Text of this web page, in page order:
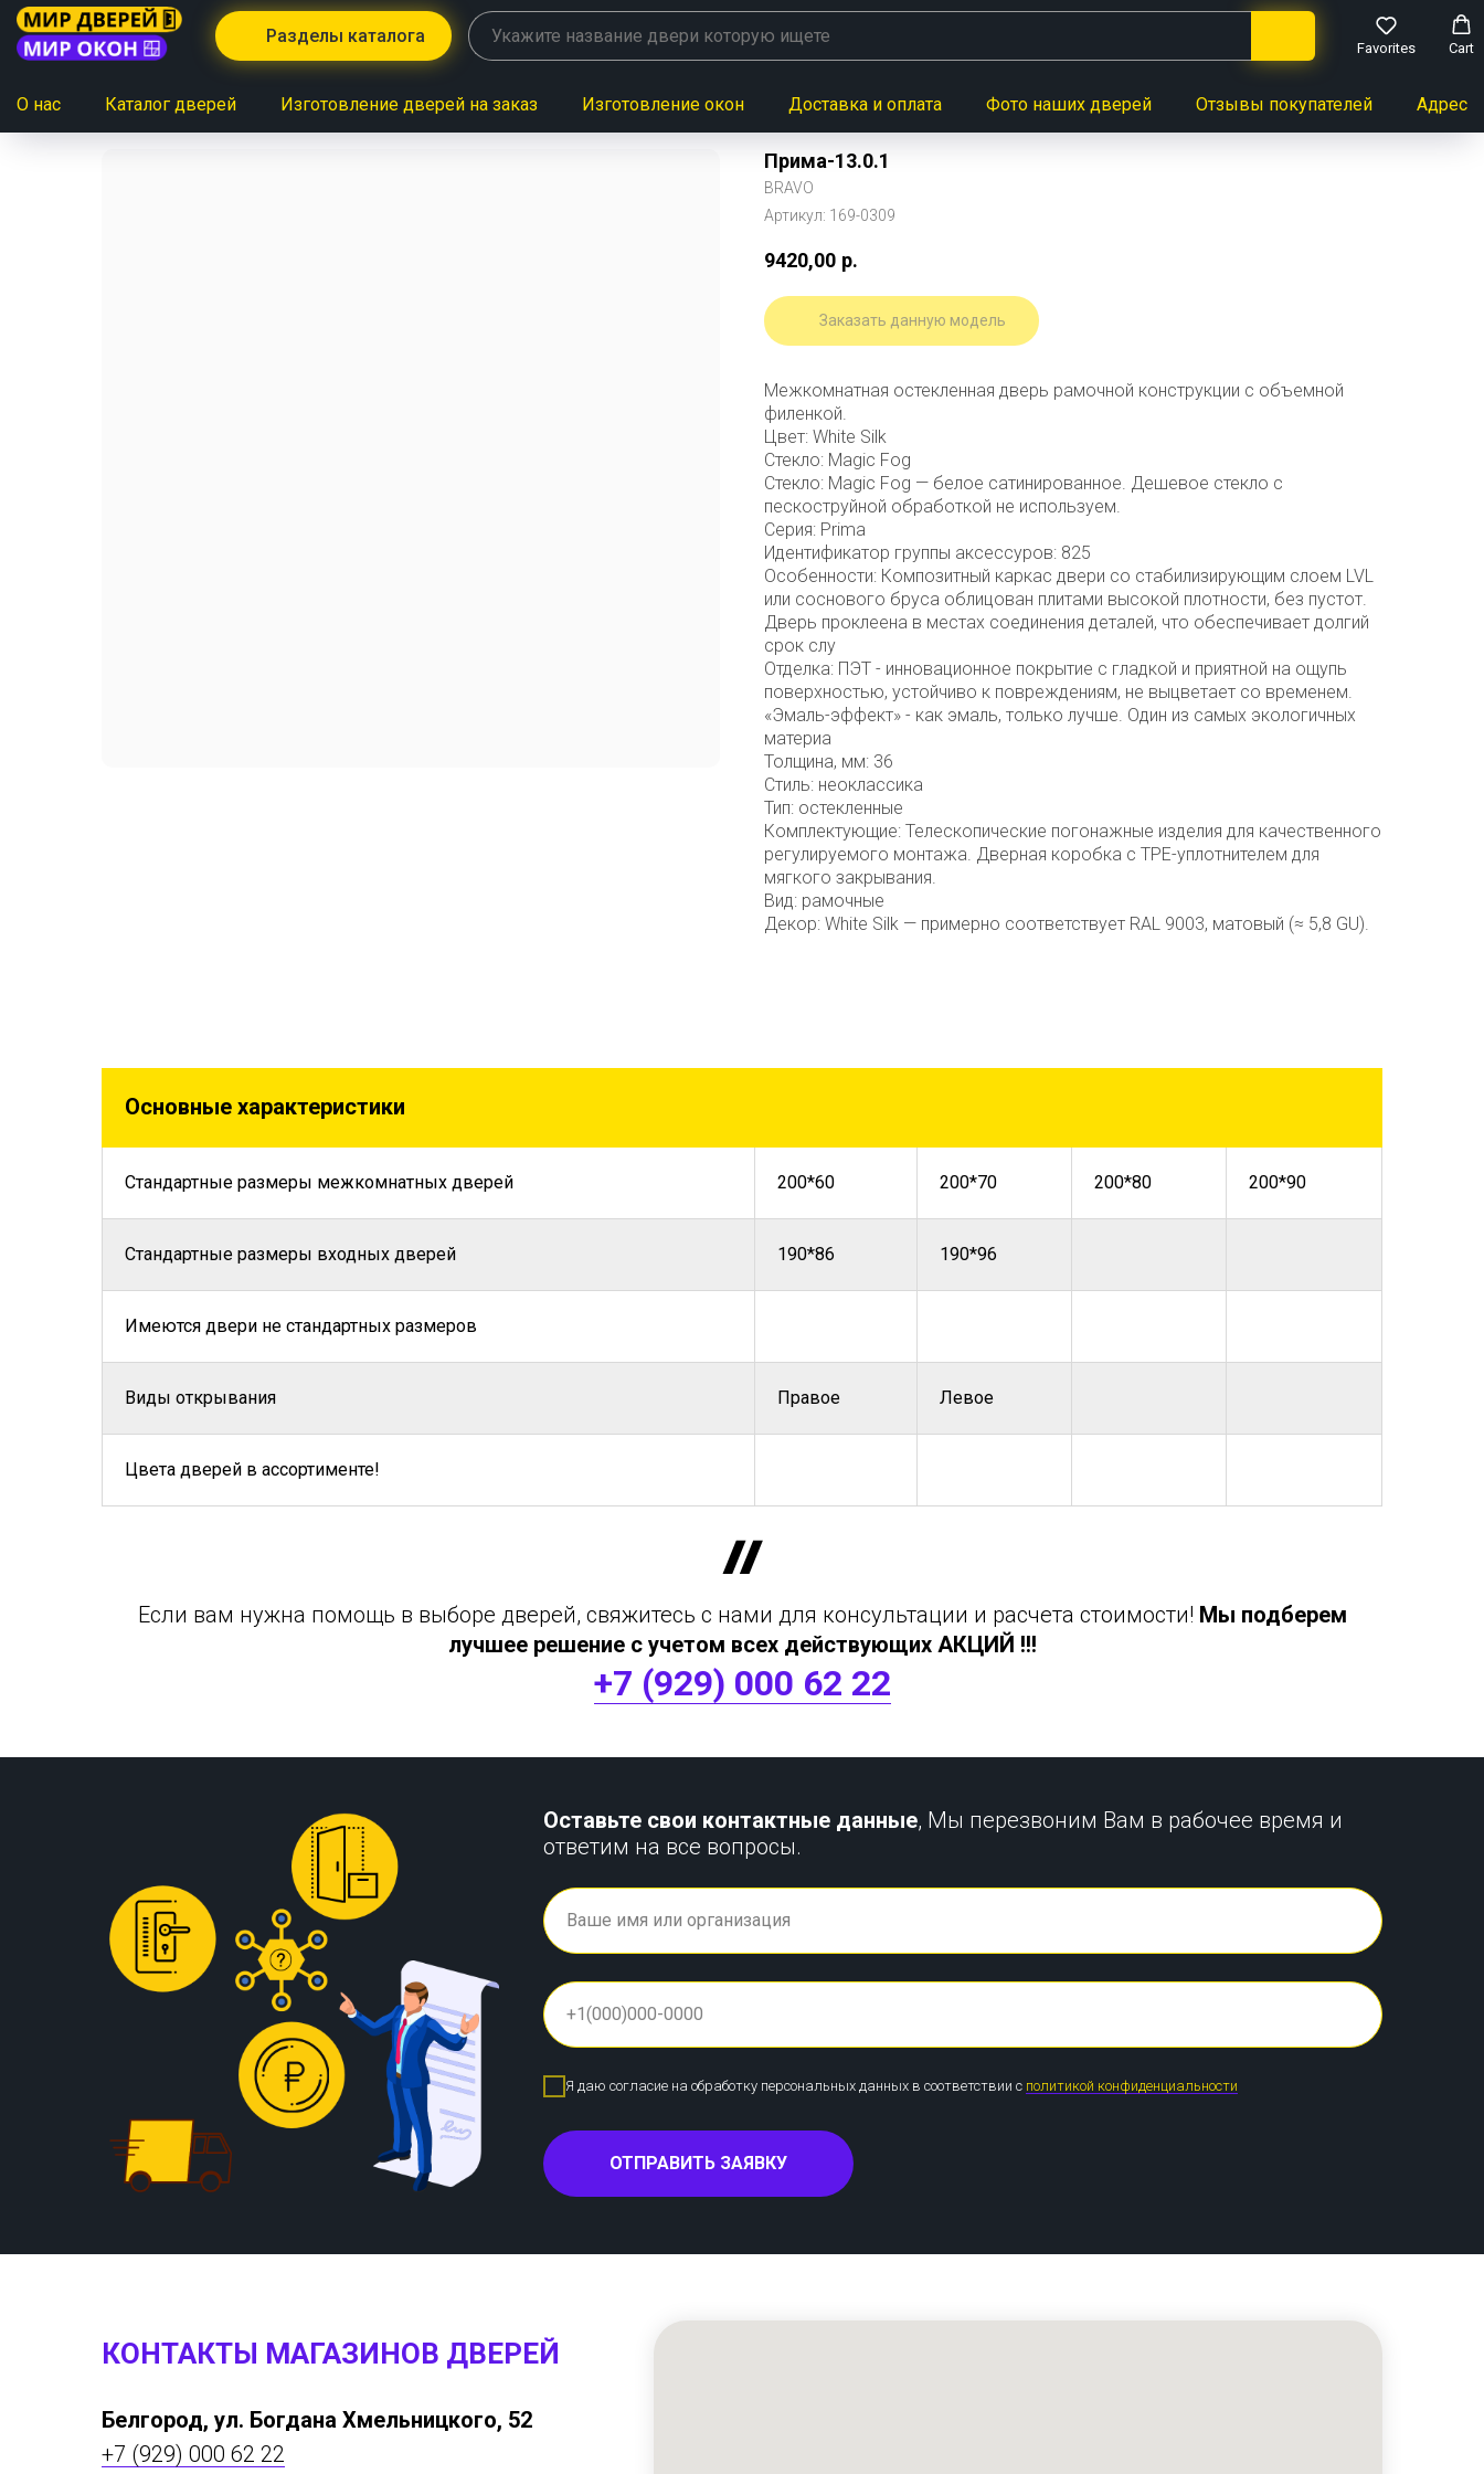
Разделы каталога
Favorites Cart
О нас Каталог дверей Изготовление дверей на заказ Изготовление окон Доставка и оплата Фото наших дверей Отзывы покупателей Адреса
Прима-13.0.1
BRAVO
Артикул: 169-0309
9420,00 р.
Заказать данную модель
Межкомнатная остекленная дверь рамочной конструкции с объемной
филенкой.
Цвет: White Silk
Стекло: Magic Fog
Стекло: Magic Fog — белое сатинированное. Дешевое стекло с
пескоструйной обработкой не используем.
Серия: Prima
Идентификатор группы аксессуров: 825
Особенности: Композитный каркас двери со стабилизирующим слоем LVL
или соснового бруса облицован плитами высокой плотности, без пустот.
Дверь проклеена в местах соединения деталей, что обеспечивает долгий
срок слу
Отделка: ПЭТ - инновационное покрытие c гладкой и приятной на ощупь
поверхностью, устойчиво к повреждениям, не выцветает со временем.
«Эмаль-эффект» - как эмаль, только лучше. Один из самых экологичных
материа
Толщина, мм: 36
Стиль: неоклассика
Тип: остекленные
Комплектующие: Телескопические погонажные изделия для качественного
регулируемого монтажа. Дверная коробка с TPE-уплотнителем для
мягкого закрывания.
Вид: рамочные
Декор: White Silk — примерно соответствует RAL 9003, матовый (≈ 5,8 GU).
Основные характеристики
Стандартные размеры межкомнатных дверей 200*60 200*70 200*80 200*90
Стандартные размеры входных дверей 190*86 190*96
Имеются двери не стандартных размеров
Виды открывания Правое Левое
Цвета дверей в ассортименте!
Если вам нужна помощь в выборе дверей, свяжитесь с нами для консультации и расчета стоимости! Мы подберем
лучшее решение с учетом всех действующих АКЦИЙ !!!
+7 (929) 000 62 22
Оставьте свои контактные данные, Мы перезвоним Вам в рабочее время и
ответим на все вопросы.
Я даю согласие на обработку персональных данных в соответствии с политикой конфиденциальности
ОТПРАВИТЬ ЗАЯВКУ
КОНТАКТЫ МАГАЗИНОВ ДВЕРЕЙ
Белгород, ул. Богдана Хмельницкого, 52
+7 (929) 000 62 22